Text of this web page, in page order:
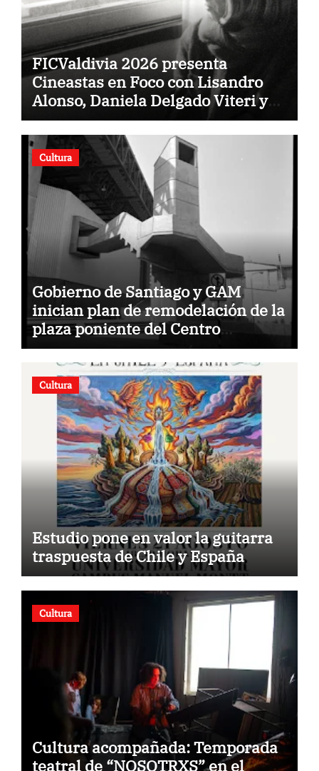
FICValdivia 2026 presenta
Cineastas en Foco con Lisandro
Alonso, Daniela Delgado Viteri y
Rose Lowder
Cultura
Gobierno de Santiago y GAM
inician plan de remodelación de la
plaza poniente del Centro
Cultural.
Cultura
Estudio pone en valor la guitarra
traspuesta de Chile y España
Cultura
Cultura acompañada: Temporada
teatral de “NOSOTRXS” en el